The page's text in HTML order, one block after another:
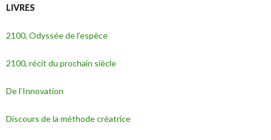
LIVRES
2100, Odyssée de l’espèce
2100, récit du prochain siècle
De l’Innovation
Discours de la méthode créatrice